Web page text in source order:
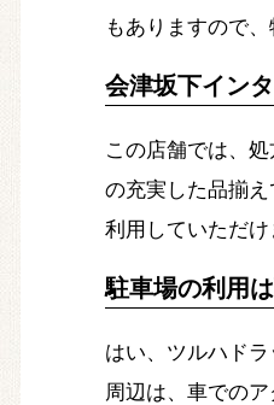
もありますので
会津坂下イン
この店舗では、
の充実した品揃
利用していただけ
駐車場の利用
はい、ツルハド
周辺は、車での